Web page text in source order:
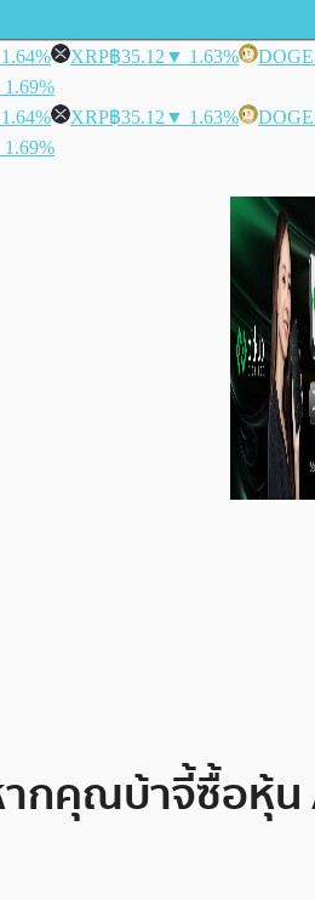
XRP฿35.12 ▼ 1.63% DOGE
XRP฿35.12 ▼ 1.63% DOGE
ากคุณบ้าจี้ซื้อหุ้